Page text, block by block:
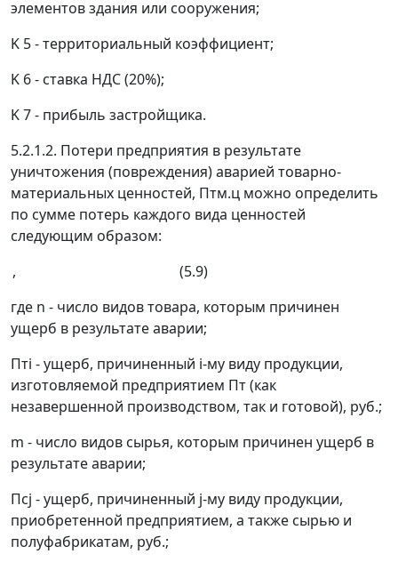
элементов здания или сооружения;
K 5- территориальный коэффициент;
K 6- ставка НДС (20%);
K7- прибыль застройщика.
5.2.1.2. Потери предприятия в результате
уничтожения (повреждения) аварией товарно-
материальных ценностей, Птм.ц можно определить
по сумме потерь каждого вида ценностей
следующим образом:
, (5.9)
где n - число видов товара, которым причинен
ущерб в результате аварии;
Птi - ущерб, причиненный i-му виду продукции,
изготовляемой предприятием Пт(как
незавершенной производством, так и готовой), руб.;
m - число видов сырья, которым причинен ущерб в
результате аварии;
Псj - ущерб, причиненный j-му виду продукции,
приобретенной предприятием, а также сырью и
полуфабрикатам, руб.;